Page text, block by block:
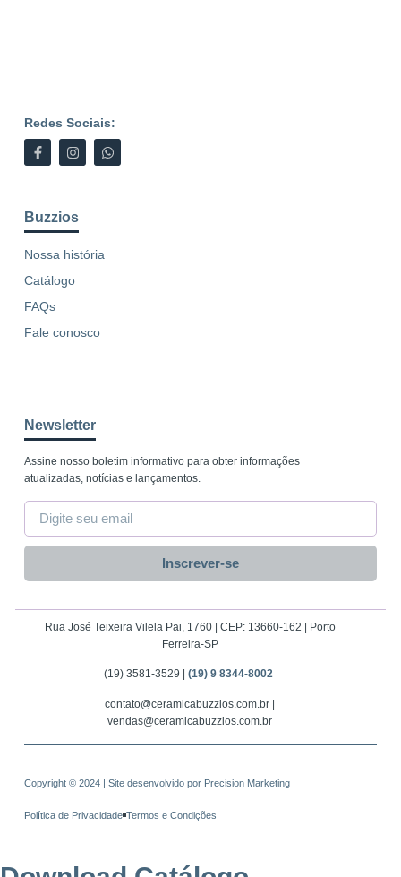
Redes Sociais:
Buzzios
Nossa história
Catálogo
FAQs
Fale conosco
Newsletter
Assine nosso boletim informativo para obter informações
atualizadas, notícias e lançamentos.
Inscrever-se
Rua José Teixeira Vilela Pai, 1760 | CEP: 13660-162 | Porto
Ferreira-SP
(19) 3581-3529 | (19) 9 8344-8002
contato@ceramicabuzzios.com.br |
vendas@ceramicabuzzios.com.br
Copyright © 2024 | Site desenvolvido por Precision Marketing
Política de Privacidade Termos e Condições